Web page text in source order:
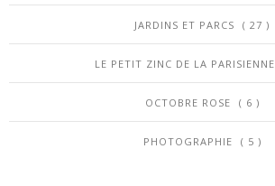
JARDINS ET PARCS ( 27 )
LE PETIT ZINC DE LA PARISIENNE
OCTOBRE ROSE ( 6 )
PHOTOGRAPHIE ( 5 )